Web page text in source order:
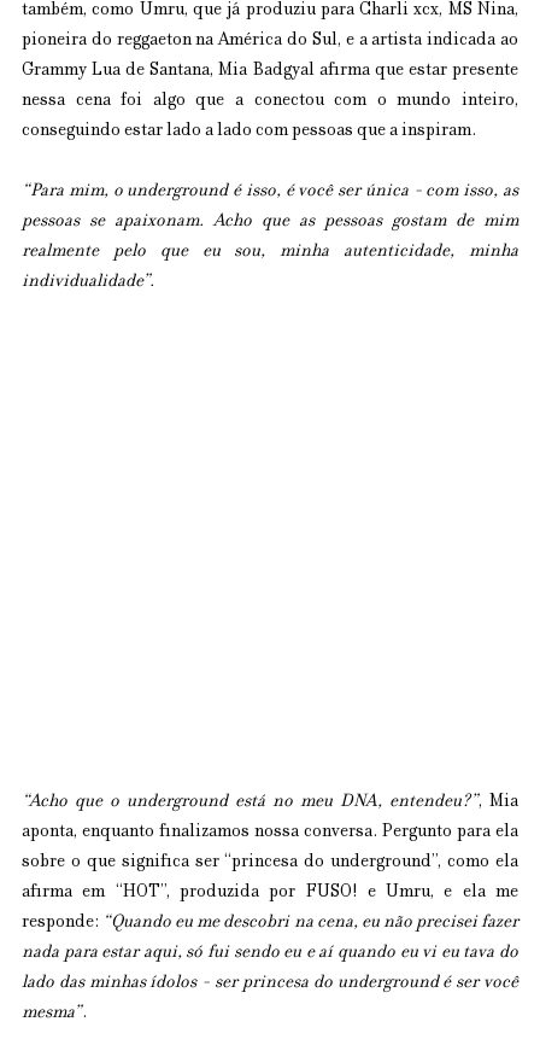
também, como Umru, que já produziu para Charli xcx, MS Nina,
pioneira do reggaeton na América do Sul, e a artista indicada ao
Grammy Lua de Santana, Mia Badgyal afirma que estar presente
nessa cena foi algo que a conectou com o mundo inteiro,
conseguindo estar lado a lado com pessoas que a inspiram.
“Para mim, o underground é isso, é você ser única - com isso, as
pessoas se apaixonam. Acho que as pessoas gostam de mim
realmente pelo que eu sou, minha autenticidade, minha
individualidade”.
“Acho que o underground está no meu DNA, entendeu?”, Mia
aponta, enquanto finalizamos nossa conversa. Pergunto para ela
sobre o que significa ser “princesa do underground”, como ela
afirma em “HOT”, produzida por FUSO! e Umru, e ela me
responde: “Quando eu me descobri na cena, eu não precisei fazer
nada para estar aqui, só fui sendo eu e aí quando eu vi eu tava do
lado das minhas ídolos - ser princesa do underground é ser você
mesma”.